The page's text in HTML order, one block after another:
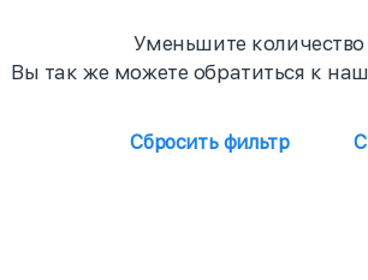
Уменьшите
Вы так же можете обратиться к
Сбросить фильтр